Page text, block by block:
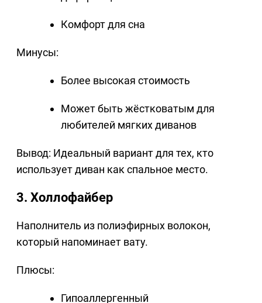
Комфорт для сна
Минусы:
Более высокая стоимость
Может быть жёстковатым для
любителей мягких диванов
Вывод: Идеальный вариант для тех, кто
использует диван как спальное место.
3. Холлофайбер
Наполнитель из полиэфирных волокон,
который напоминает вату.
Плюсы:
Гипоаллергенный